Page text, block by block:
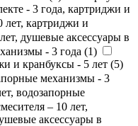
- 3 года, картриджи и
лет, картриджи и
душевые аксессуары в
- 3 года (1)
и кранбуксы - 5 лет (5)
механизмы - 3
водозапорные
– 10 лет,
аксессуары в